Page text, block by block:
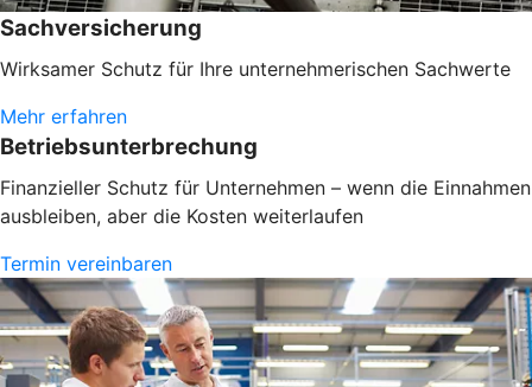
Sachversicherung
Wirksamer Schutz für Ihre unternehmerischen Sachwerte
Mehr erfahren
Betriebsunterbrechung
Finanzieller Schutz für Unternehmen – wenn die Einnahmen
ausbleiben, aber die Kosten weiterlaufen
Termin vereinbaren